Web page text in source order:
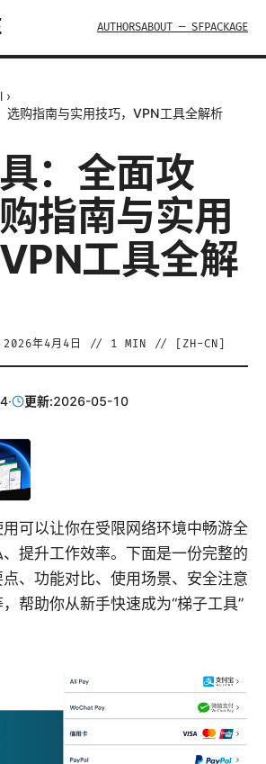
AUTHORSABOUT — SFPACKAGE
›
选购指南与实用技巧，VPN工具全解析
：全面攻
指南与实用
工具全解
2026年4月4日 // 1 MIN // [ ZH-CN
· 更新:2026-05-10
可以让你在受限网络环境中畅游全
提升工作效率。下面是一份完整的
、功能对比、使用场景、安全注意
帮助你从新手快速成为“梯子工具”